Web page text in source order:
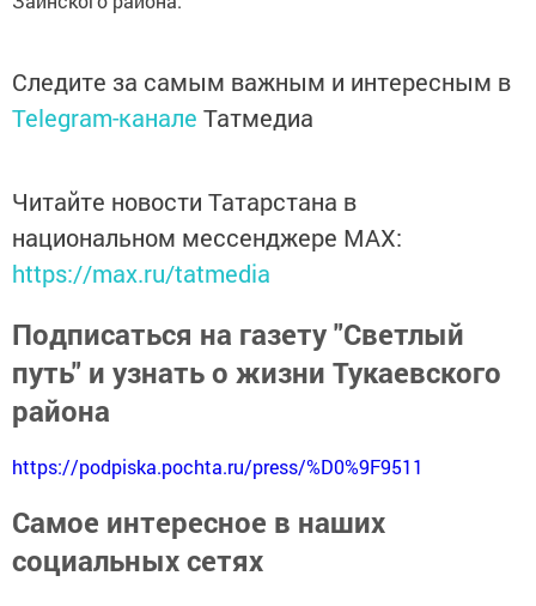
Следите за самым важным и интересным в
Telegram-канале Татмедиа
Читайте новости Татарстана в
национальном мессенджере MАХ:
https://max.ru/tatmedia
Подписаться на газету "Светлый
путь" и узнать о жизни Тукаевского
района
https://podpiska.pochta.ru/press/%D0%9F9511
Самое интересное в наших
социальных сетях